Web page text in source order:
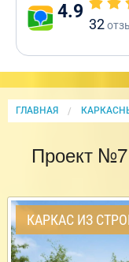
4.9
32
ГЛАВНАЯ
Проект
КАРКАС ИЗ